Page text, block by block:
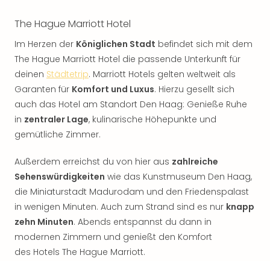
The Hague Marriott Hotel
Im Herzen der Königlichen Stadt befindet sich mit dem
The Hague Marriott Hotel die passende Unterkunft für
deinen Städtetrip. Marriott Hotels gelten weltweit als
Garanten für Komfort und Luxus. Hierzu gesellt sich
auch das Hotel am Standort Den Haag: Genieße Ruhe
in zentraler Lage, kulinarische Höhepunkte und
gemütliche Zimmer.
Außerdem erreichst du von hier aus zahlreiche
Sehenswürdigkeiten wie das Kunstmuseum Den Haag,
die Miniaturstadt Madurodam und den Friedenspalast
in wenigen Minuten. Auch zum Strand sind es nur knapp
zehn Minuten. Abends entspannst du dann in
modernen Zimmern und genießt den Komfort
des Hotels The Hague Marriott.